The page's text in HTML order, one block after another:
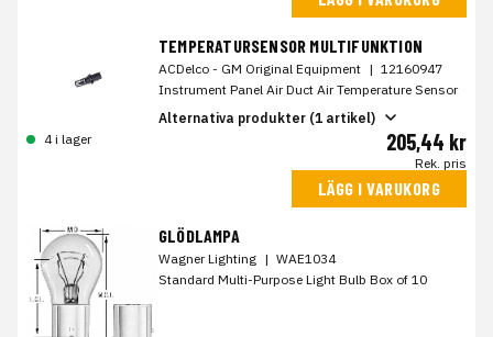
TEMPERATURSENSOR MULTIFUNKTION
ACDelco - GM Original Equipment | 12160947
Instrument Panel Air Duct Air Temperature Sensor
Alternativa produkter (1 artikel)
4 i lager
205,44 kr
Rek. pris
LÄGG I VARUKORG
GLÖDLAMPA
Wagner Lighting | WAE1034
Standard Multi-Purpose Light Bulb Box of 10